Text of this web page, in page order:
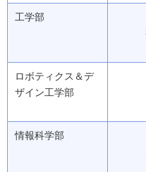
工学部
ロボティクス＆デ
ザイン工学部
情報科学部